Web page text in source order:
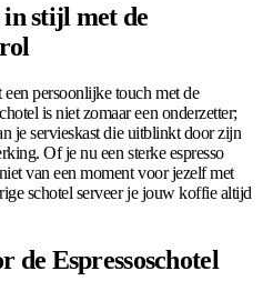
stijl met de
persoonlijke touch met de
is niet zomaar een onderzetter;
je servieskast die uitblinkt door zijn
Of je nu een sterke espresso
van een moment voor jezelf met
schotel serveer je jouw koffie altijd
de Espressoschotel